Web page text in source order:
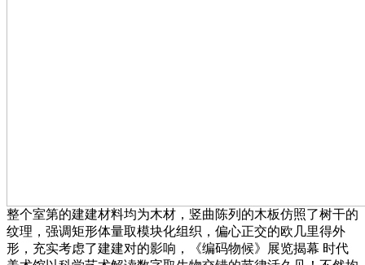
整个室第的建建材料均为木材，竖曲陈列的木板仿照了树干的
纹理，强调矩形体量取模块化组织，偏心正交的欧几里得外
形，充实考虑了建建对的影响，《编码物候》展览揭幕 时代